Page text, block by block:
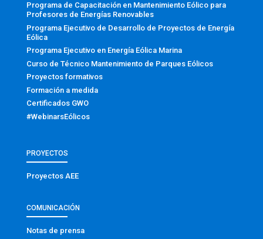
Programa de Capacitación en Mantenimiento Eólico para
Profesores de Energías Renovables
Programa Ejecutivo de Desarrollo de Proyectos de Energía
Eólica
Programa Ejecutivo en Energía Eólica Marina
Curso de Técnico Mantenimiento de Parques Eólicos
Proyectos formativos
Formación a medida
Certificados GWO
#WebinarsEólicos
PROYECTOS
Proyectos AEE
COMUNICACIÓN
Notas de prensa